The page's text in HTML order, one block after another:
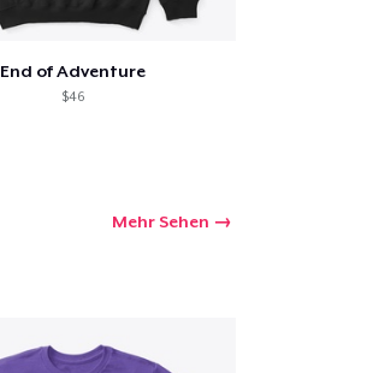
End of Adventure
$46
Mehr Sehen